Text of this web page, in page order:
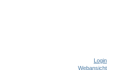
Login
Webansicht